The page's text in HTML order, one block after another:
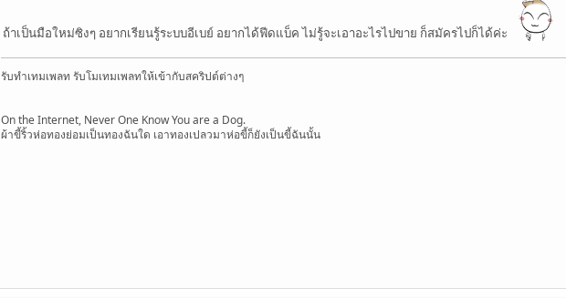
ถ้าเป็นมือใหม่ซิงๆ อยากเรียนรู้ระบบอีเบย์ อยากได้ฟีดแบ็ค ไม่รู้จะเอาอะไรไปขาย ก็สมัครไปก็ได้ค่ะ
รับทำเทมเพลท รับโมเทมเพลทให้เข้ากับสคริปต์ต่างๆ
On the Internet, Never One Know You are a Dog.
ผ้าขี้ริ้วห่อทองย่อมเป็นทองฉันใด เอาทองเปลวมาห่อขี้ก็ยังเป็นขี้ฉันนั้น